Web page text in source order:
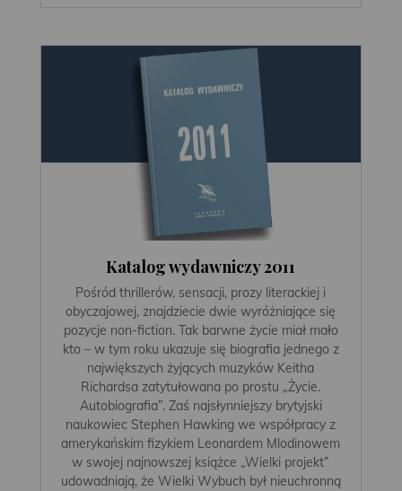
Katalog wydawniczy 2011
Pośród thrillerów, sensacji, prozy literackiej i
obyczajowej, znajdziecie dwie wyróżniające się
pozycje non-fiction. Tak barwne życie miał mało
kto – w tym roku ukazuje się biografia jednego z
największych żyjących muzyków Keitha
Richardsa zatytułowana po prostu „Życie.
Autobiografia”. Zaś najsłynniejszy brytyjski
naukowiec Stephen Hawking we współpracy z
amerykańskim fizykiem Leonardem Mlodinowem
w swojej najnowszej książce „Wielki projekt”
udowadniają, że Wielki Wybuch był nieuchronną